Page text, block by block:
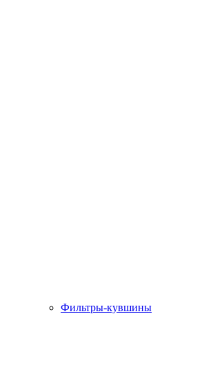
Фильтры-кувшины